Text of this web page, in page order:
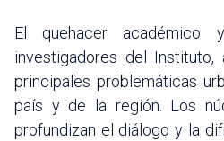
El quehacer académico
investigadores del Instituto,
principales problemáticas
país y de la región. Los
profundizan el diálogo y la